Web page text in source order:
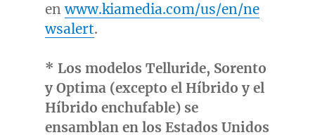
enwww.kiamedia.com/us/en/ne
wsalert.
* Los modelos Telluride, Sorento
y Optima (excepto el Híbrido y el
Híbrido enchufable) se
ensamblan en los Estados Unidos